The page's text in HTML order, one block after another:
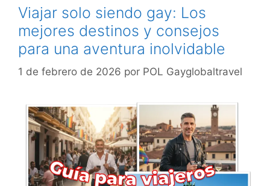
Viajar solo siendo gay: Los
mejores destinos y consejos
para una aventura inolvidable
1 de febrero de 2026 por POL Gayglobaltravel